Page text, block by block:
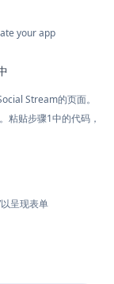
your app
Stream的页面。
粘贴步骤1中的代码，
呈现表单